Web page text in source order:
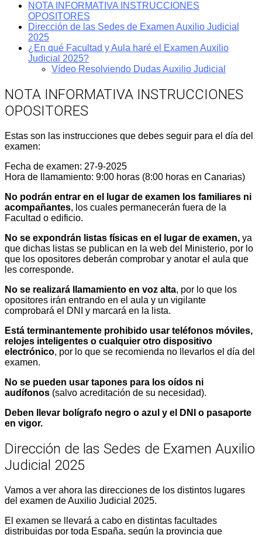
NOTA INFORMATIVA INSTRUCCIONES
OPOSITORES
Dirección de las Sedes de Examen Auxilio Judicial
2025
¿En qué Facultad y Aula haré el Examen Auxilio
Judicial 2025?
Vídeo Resolviendo Dudas Auxilio Judicial
NOTA INFORMATIVA INSTRUCCIONES
OPOSITORES
Estas son las instrucciones que debes seguir para el día del
examen:
Fecha de examen: 27-9-2025
Hora de llamamiento: 9:00 horas (8:00 horas en Canarias)
No podrán entrar en el lugar de examen los familiares ni
acompañantes, los cuales permanecerán fuera de la
Facultad o edificio.
No se expondrán listas físicas en el lugar de examen, ya
que dichas listas se publican en la web del Ministerio, por lo
que los opositores deberán comprobar y anotar el aula que
les corresponde.
No se realizará llamamiento en voz alta, por lo que los
opositores irán entrando en el aula y un vigilante
comprobará el DNI y marcará en la lista.​
Está terminantemente prohibido usar teléfonos móviles,
relojes inteligentes o cualquier otro dispositivo
electrónico, por lo que se recomienda no llevarlos el día del
examen.
No se pueden usar tapones para los oídos ni
audífonos (salvo acreditación de su necesidad).
Deben llevar bolígrafo negro o azul y el DNI o pasaporte
en vigor.
Dirección de las Sedes de Examen Auxilio
Judicial 2025
Vamos a ver ahora las direcciones de los distintos lugares
del examen de Auxilio Judicial 2025.
El examen se llevará a cabo en distintas facultades
distribuidas por toda España, según la provincia que